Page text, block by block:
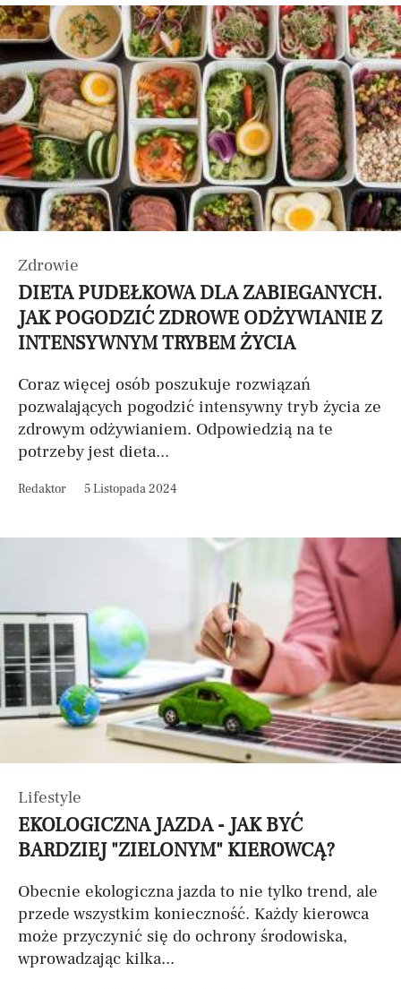
Zdrowie
DIETA PUDEŁKOWA DLA ZABIEGANYCH.
JAK POGODZIĆ ZDROWE ODŻYWIANIE Z
INTENSYWNYM TRYBEM ŻYCIA
Coraz więcej osób poszukuje rozwiązań
pozwalających pogodzić intensywny tryb życia ze
zdrowym odżywianiem. Odpowiedzią na te
potrzeby jest dieta...
Redaktor 5 Listopada 2024
Lifestyle
EKOLOGICZNA JAZDA - JAK BYĆ
BARDZIEJ "ZIELONYM" KIEROWCĄ?
Obecnie ekologiczna jazda to nie tylko trend, ale
przede wszystkim konieczność. Każdy kierowca
może przyczynić się do ochrony środowiska,
wprowadzając kilka...